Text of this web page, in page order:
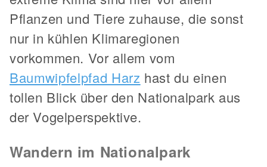
Pflanzen und Tiere zuhause, die sonst
nur in kühlen Klimaregionen
vorkommen. Vor allem vom
Baumwipfelpfad Harz hast du einen
tollen Blick über den Nationalpark aus
der Vogelperspektive.
Wandern im Nationalpark